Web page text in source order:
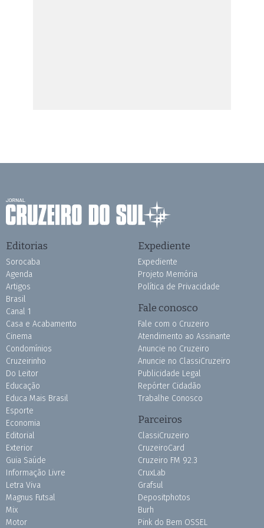
Editorias
Sorocaba
Agenda
Artigos
Brasil
Canal 1
Casa e Acabamento
Cinema
Condomínios
Cruzeirinho
Do Leitor
Educação
Educa Mais Brasil
Esporte
Economia
Editorial
Exterior
Guia Saúde
Informação Livre
Letra Viva
Magnus Futsal
Mix
Motor
Expediente
Expediente
Projeto Memória
Política de Privacidade
Fale conosco
Fale com o Cruzeiro
Atendimento ao Assinante
Anuncie no Cruzeiro
Anuncie no ClassiCruzeiro
Publicidade Legal
Repórter Cidadão
Trabalhe Conosco
Parceiros
ClassiCruzeiro
CruzeiroCard
Cruzeiro FM 92.3
CruxLab
Grafsul
Depositphotos
Burh
Pink do Bem OSSEL